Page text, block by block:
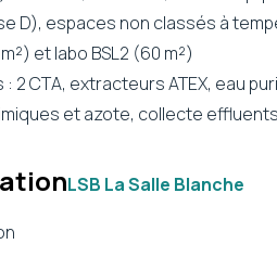
D), espaces non classés à
et labo BSL2 (60 m²)
2 CTA, extracteurs ATEX, eau
et azote, collecte effluents
LSB La Salle Blanche